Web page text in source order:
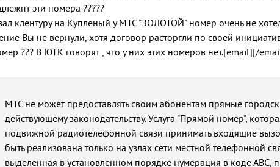
эти номера ?????
клентуру на Купленый у МТС "ЗОЛОТОЙ" номер очень не хотел
Вы не вернули, хотя договор расторгли по своей
??? В ЮТК говорят , что у них этих номеров нет.[email][/
МТС не может предоставлять своим абонентам прямые
действующему законодательству. Услуга "Прямой номер",
подвижной радиотелефонной связи принимать входящие
быть реализована только на узлах сети местной телефонной
выделенная в установленном порядке нумерация в коде АВС,